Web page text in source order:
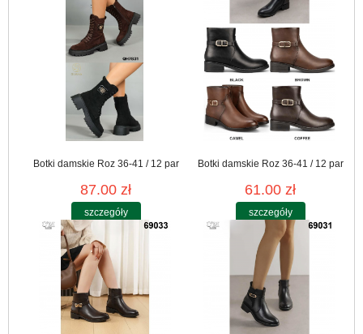
Botki damskie Roz 36-41 / 12 par
87.00 zł
szczegóły
Botki damskie Roz 36-41 / 12 par
61.00 zł
szczegóły